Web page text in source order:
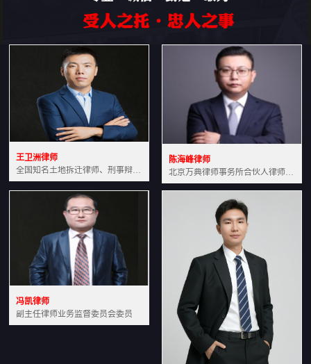
王卫洲律师
全国知名土地拆迁律师、刑事辩护律师北京万典律师事务所主任中国法学会会员北京市行政法研究会理事
陈海峰律师
北京万典律师事务所合伙人律师土地房产专业资深律师
冯凯律师
副主任律师业务监督委员会委员